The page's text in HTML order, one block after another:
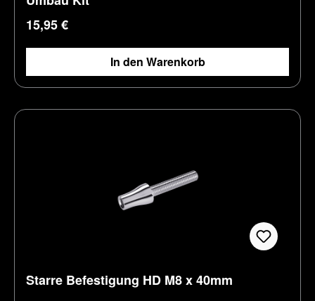
Regulärer Preis:
15,95 €
In den Warenkorb
Starre Befestigung HD M8 x 40mm